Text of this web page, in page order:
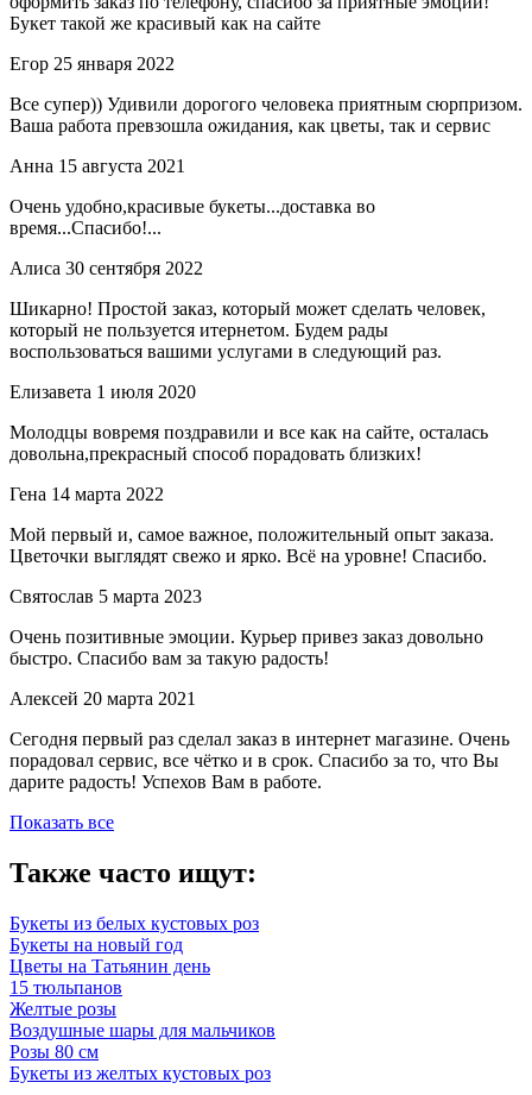
Букет такой же красивый как на сайте
Егор 25 января 2022
Все супер)) Удивили дорогого человека приятным сюрпризом.
Ваша работа превзошла ожидания, как цветы, так и сервис
Анна 15 августа 2021
Очень удобно,красивые букеты...доставка во
время...Спасибо!...
Алиса 30 сентября 2022
Шикарно! Простой заказ, который может сделать человек,
который не пользуется итернетом. Будем рады
воспользоваться вашими услугами в следующий раз.
Елизавета 1 июля 2020
Молодцы вовремя поздравили и все как на сайте, осталась
довольна,прекрасный способ порадовать близких!
Гена 14 марта 2022
Мой первый и, самое важное, положительный опыт заказа.
Цветочки выглядят свежо и ярко. Всё на уровне! Спасибо.
Святослав 5 марта 2023
Очень позитивные эмоции. Курьер привез заказ довольно
быстро. Спасибо вам за такую радость!
Алексей 20 марта 2021
Сегодня первый раз сделал заказ в интернет магазине. Очень
порадовал сервис, все чётко и в срок. Спасибо за то, что Вы
дарите радость! Успехов Вам в работе.
Показать все
Также часто ищут:
Букеты из белых кустовых роз
Букеты на новый год
Цветы на Татьянин день
15 тюльпанов
Желтые розы
Воздушные шары для мальчиков
Розы 80 см
Букеты из желтых кустовых роз